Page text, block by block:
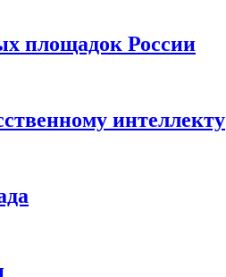
площадок России
интеллекту